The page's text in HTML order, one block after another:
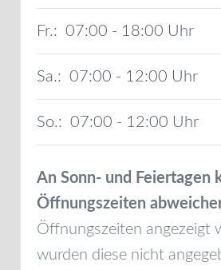
Fr.: 07:00 - 18:00
Sa.: 07:00 - 12:00
So.: 07:00 - 12:00
An Sonn- und Feiertagen
Öffnungszeiten
Öffnungszeiten angezeigt
wurden diese nicht